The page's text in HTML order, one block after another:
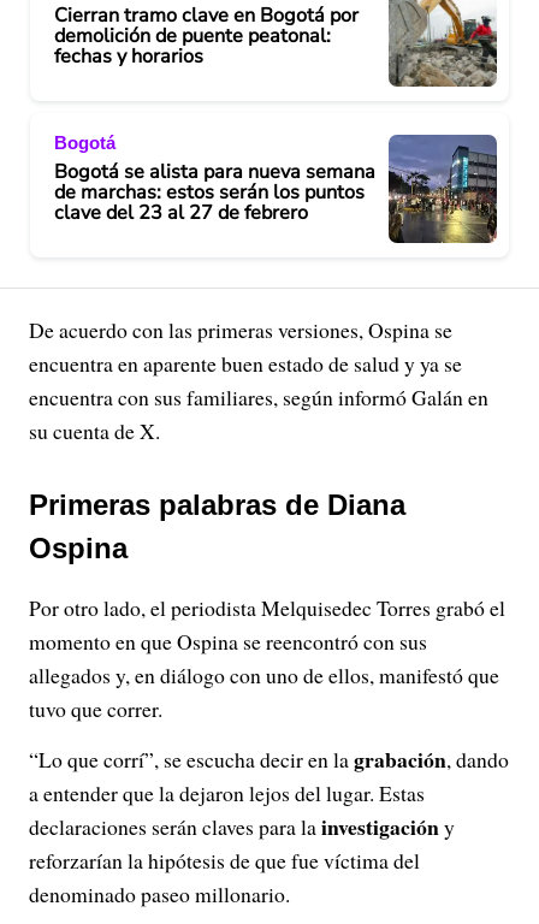
Cierran tramo clave en Bogotá por
demolición de puente peatonal:
fechas y horarios
Bogotá
Bogotá se alista para nueva semana
de marchas: estos serán los puntos
clave del 23 al 27 de febrero
De acuerdo con las primeras versiones, Ospina se
encuentra en aparente buen estado de salud y ya se
encuentra con sus familiares, según informó Galán en
su cuenta de X.
Primeras palabras de Diana
Ospina
Por otro lado, el periodista Melquisedec Torres grabó el
momento en que Ospina se reencontró con sus
allegados y, en diálogo con uno de ellos, manifestó que
tuvo que correr.
“Lo que corrí”, se escucha decir en lagrabación, dando
a entender que la dejaron lejos del lugar. Estas
declaraciones serán claves para lainvestigacióny
reforzarían la hipótesis de que fue víctima del
denominado paseo millonario.